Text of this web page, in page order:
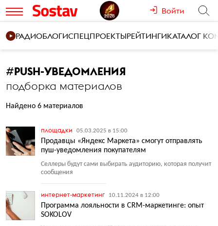
Войти
РАДИОБЛОГИСПЕЦПРОЕКТЫРЕЙТИНГИКАТАЛОГ
#PUSH-УВЕДОМЛЕНИЯ
подборка материалов
Найдено 6 материалов
площадки 05.03.2025 в 15:00
Продавцы «Яндекс Маркета» смогут отправлять
пуш-уведомления покупателям
Селлеры будут сами выбирать аудиторию, которая получит
сообщения
интернет-маркетинг 10.11.2024 в 12:00
Программа лояльности в CRM-маркетинге: опыт
SOKOLOV